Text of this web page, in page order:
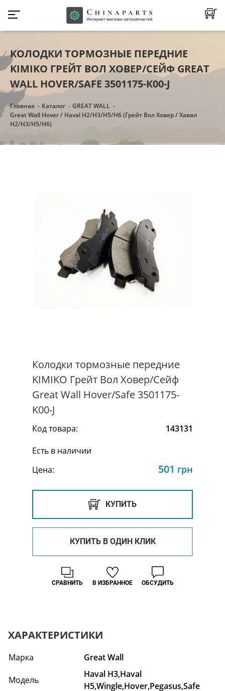
КОЛОДКИ ТОРМОЗНЫЕ ПЕРЕДНИЕ
KIMIKO ГРЕЙТ ВОЛ ХОВЕР/СЕЙФ GREAT
WALL HOVER/SAFE 3501175-K00-J
Главная Каталог
GREAT WALL
Great Wall Hover / Haval H2/H3/Н5/Н6 (Грейт Вол Ховер / Хавал
H2/H3/Н5/Н6)
Колодки тормозные передние
KIMIKO Грейт Вол Ховер/Сейф
Great Wall Hover/Safe 3501175-
K00-J
Код товара:
143131
Есть в наличии
Цена:
501 грн
КУПИТЬ
КУПИТЬ В ОДИН КЛИК
В ИЗБРАННОЕ
СРАВНИТЬ ОБСУДИТЬ
ХАРАКТЕРИСТИКИ
Марка Great Wall
Модель
Haval H3,Haval
H5,Wingle,Hover,Pegasus,Safe